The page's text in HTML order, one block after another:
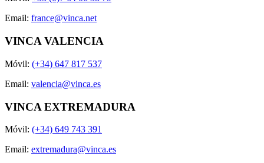
Email: france@vinca.net
VINCA VALENCIA
Móvil: (+34) 647 817 537
Email: valencia@vinca.es
VINCA EXTREMADURA
Móvil: (+34) 649 743 391
Email: extremadura@vinca.es